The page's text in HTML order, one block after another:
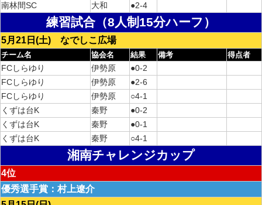
南林間SC
大和 ●2-4
練習試合（8人制15分ハーフ）
5月21日(土) なでしこ広場
チーム名 協会名 結果 備考 得点者
FCしらゆり 伊勢原
●0-2
FCしらゆり
伊勢原
●2-6
FCしらゆり
伊勢原
○4-1
くずは台K
秦野
●0-2
くずは台K
秦野
●0-1
くずは台K
秦野 ○4-1
湘南チャレンジカップ
4位
優秀選手賞：村上遼介